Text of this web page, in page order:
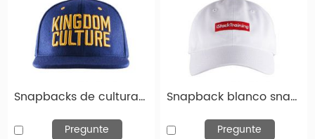
Una amplia variedad de opciones personalizadas
de sombreros Snapback está disponible para usted,
como poliéster/algodón, nylon y 100% acrílico.
También puede elegir entre bordados, simples y
apliques. Así como de personaje, rayado e imagen.
Y si los sombreros de snapback personalizados son
unisex, femeninos o masculinos.
Snapbacks de cultura pop Cap bordado personalizado
Pregunte
Snapback blanco snapback de 6 paneles de algodón sargento de papá para la venta
Pregunte